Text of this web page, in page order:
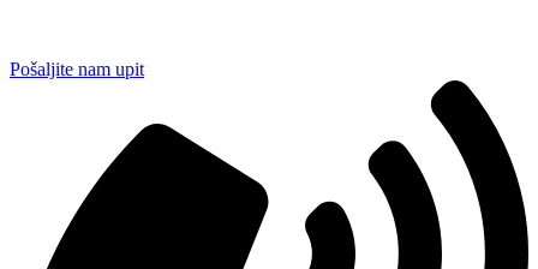
Pošaljite nam upit